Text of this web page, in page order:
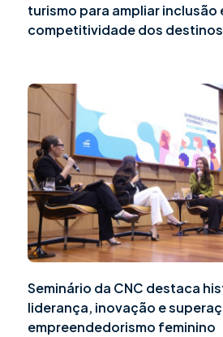
turismo para ampliar inclusão
competitividade dos
Seminário da CNC destaca
liderança, inovação e
empreendedorismo feminino